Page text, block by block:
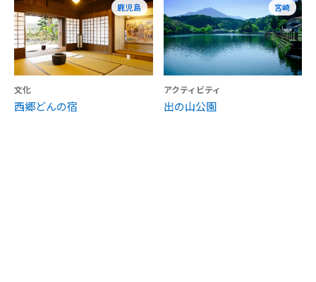
鹿児島
文化
西郷どんの宿
宮崎
アクティビティ
出の山公園